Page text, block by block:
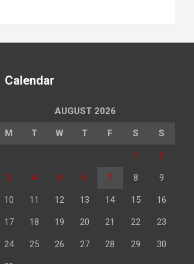
Calendar
AUGUST 2026
M T W T F S S
1 2
3 4 5 6 7 8 9
10 11 12 13 14 15 16
17 18 19 20 21 22 23
24 25 26 27 28 29 30